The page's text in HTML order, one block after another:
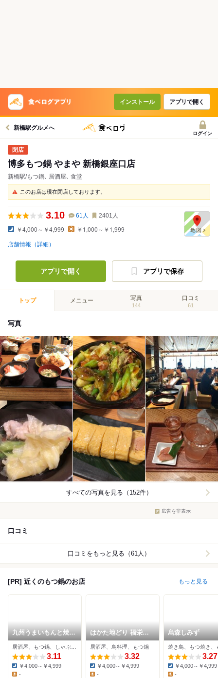
インストール アプリで開く
新橋駅グルメへ
ログイン
博多もつ鍋 やまや 新橋銀座口店
新橋駅/もつ鍋､ 居酒屋､ 食堂
このお店は現在閉店しております。
3.10 61 人 2401 人
￥4,000～￥4,999 ￥1,000～￥1,999
店舗情報（詳細）
アプリで開く アプリで保存
トップ メニュー 写真
144
口コミ
61
写真
すべての写真を見る（152件）
広告を非表示
口コミ
口コミをもっと見る（61人）
[PR] 近くのもつ鍋のお店 もっと見る
九州うまいもんと焼酎
芋蔵 銀座店
3.11
Dinner:
￥4,000～￥4,999
-
はかた地どり 福栄組
合 銀座店
居酒屋、鳥料理、もつ鍋
3.32
Dinner:
￥4,000～￥4,999
-
烏森しみず
焼き鳥、もつ焼き、
3.27
Dinner:
￥4,000～￥4,999
-